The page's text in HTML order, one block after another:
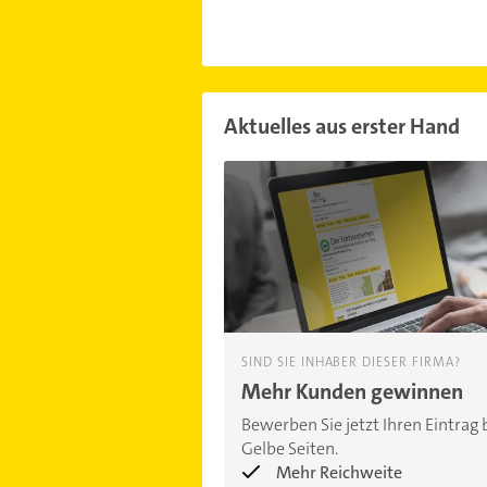
Aktuelles aus erster Hand
SIND SIE INHABER DIESER FIRMA?
Mehr Kunden gewinnen
Bewerben Sie jetzt Ihren Eintrag
Gelbe Seiten.
Mehr Reichweite